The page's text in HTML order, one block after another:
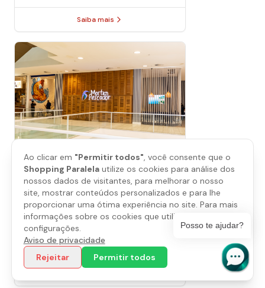
Ao clicar em "Permitir todos", você consente que o
Shopping Paralelautilize os cookies para análise dos
nossos dados de visitantes, para melhorar o nosso
site, mostrar conteúdos personalizados e para lhe
proporcionar uma ótima experiência no site. Para mais
informações sobre os cookies que utilizamos, abra as
configurações.
Aviso de privacidade
Rejeitar
Permitir todos
Saiba mais
Martim Pescador
(71) 3838-7879
Posso te ajudar?